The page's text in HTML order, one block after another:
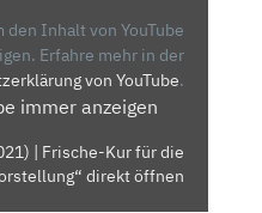
den Inhalt von YouTube
Erfahre mehr in der
von YouTube.
immer anzeigen
| Frische-Kur für die
direkt öffnen